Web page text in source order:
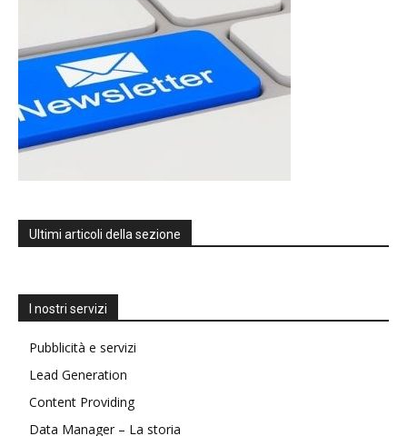
Ultimi articoli della sezione
I nostri servizi
Pubblicità e servizi
Lead Generation
Content Providing
Data Manager – La storia